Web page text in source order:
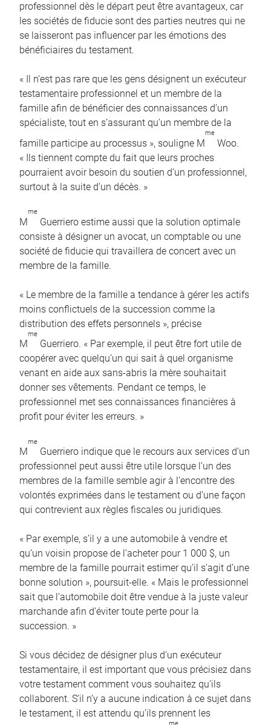
professionnel dès le départ peut être avantageux, car
les sociétés de fiducie sont des parties neutres qui ne
se laisseront pas influencer par les émotions des
bénéficiaires du testament.
« Il n’est pas rare que les gens désignent un exécuteur
testamentaire professionnel et un membre de la
famille afin de bénéficier des connaissances d’un
spécialiste, tout en s’assurant qu’un membre de la
famille participe au processus », souligne M
me
Woo.
« Ils tiennent compte du fait que leurs proches
pourraient avoir besoin du soutien d’un professionnel,
surtout à la suite d’un décès. »
M
me
Guerriero estime aussi que la solution optimale
consiste à désigner un avocat, un comptable ou une
société de fiducie qui travaillera de concert avec un
membre de la famille.
« Le membre de la famille a tendance à gérer les actifs
moins conflictuels de la succession comme la
distribution des effets personnels », précise
M
me
Guerriero. « Par exemple, il peut être fort utile de
coopérer avec quelqu’un qui sait à quel organisme
venant en aide aux sans-abris la mère souhaitait
donner ses vêtements. Pendant ce temps, le
professionnel met ses connaissances financières à
profit pour éviter les erreurs. »
M
me
Guerriero indique que le recours aux services d’un
professionnel peut aussi être utile lorsque l’un des
membres de la famille semble agir à l’encontre des
volontés exprimées dans le testament ou d’une façon
qui contrevient aux règles fiscales ou juridiques.
« Par exemple, s’il y a une automobile à vendre et
qu’un voisin propose de l’acheter pour 1 000 $, un
membre de la famille pourrait estimer qu’il s’agit d’une
bonne solution », poursuit-elle. « Mais le professionnel
sait que l’automobile doit être vendue à la juste valeur
marchande afin d’éviter toute perte pour la
succession. »
Si vous décidez de désigner plus d’un exécuteur
testamentaire, il est important que vous précisiez dans
votre testament comment vous souhaitez qu’ils
collaborent. S’il n’y a aucune indication à ce sujet dans
le testament, il est attendu qu’ils prennent les